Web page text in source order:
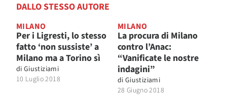
DALLO STESSO AUTORE
MILANO
Per i Ligresti, lo stesso
fatto ‘non sussiste’ a
Milano ma a Torino sì
di Giustiziami
10 Luglio 2018
MILANO
La procura di Milano
contro l’Anac:
“Vanificate le nostre
indagini”
di Giustiziami
28 Giugno 2018